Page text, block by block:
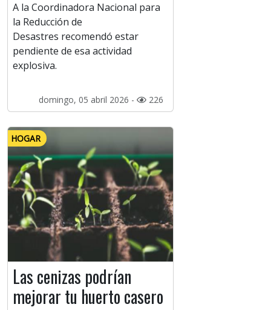
A la Coordinadora Nacional para
la Reducción de
Desastres recomendó estar
pendiente de esa actividad
explosiva.
domingo, 05 abril 2026 - 226
HOGAR
Las cenizas podrían
mejorar tu huerto casero